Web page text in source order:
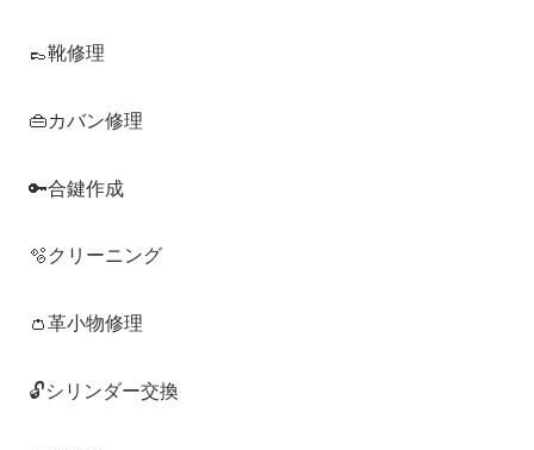
👞靴修理
👜カバン修理
🔑合鍵作成
🫧クリーニング
👛革小物修理
🔓シリンダー交換